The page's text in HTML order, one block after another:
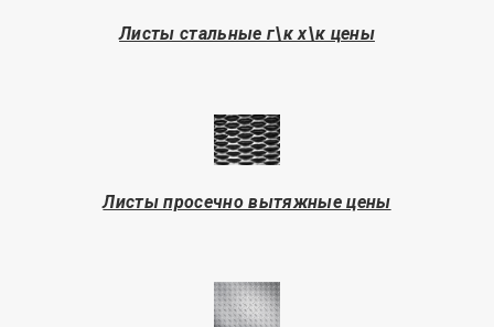
Листы стальные г\к х\к цены
Листы просечно вытяжные цены